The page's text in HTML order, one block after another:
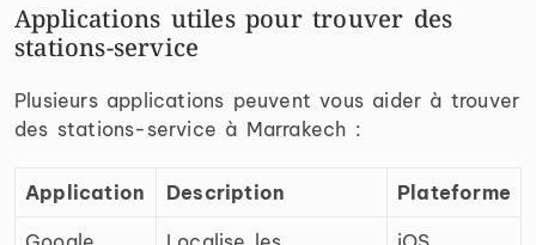
Applications utiles pour trouver des
stations-service
Plusieurs applications peuvent vous aider à trouver
des stations-service à Marrakech :
Application Description Plateforme